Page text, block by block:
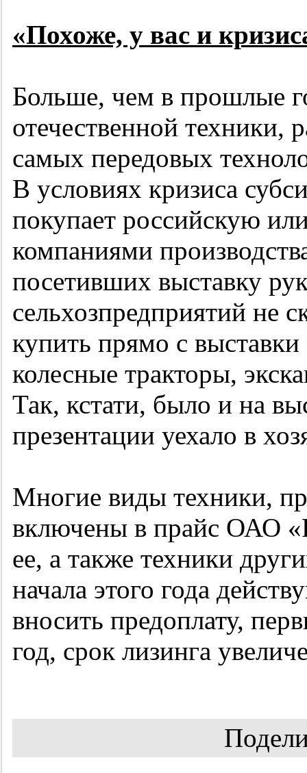
«Похоже, у вас и
Больше, чем в прошлые
отечественной техники,
самых передовых
В условиях кризиса
покупает российскую
компаниями
посетивших выставку
сельхозпредприятий не
купить прямо с
колесные тракторы,
Так, кстати, было и на
презентации уехало в
Многие виды техники,
включены в прайс ОАО
ее, а также техники
начала этого года
вносить предоплату,
год, срок лизинга